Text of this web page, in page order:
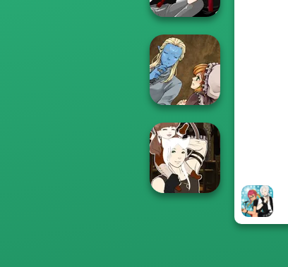
Manga Creator -
Rebels Page 3
Manga Creator
World Of
Fantasy...